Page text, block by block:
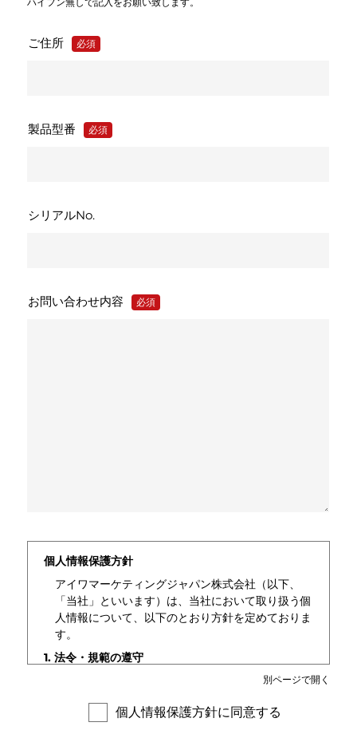
ご住所 必須
製品型番 必須
シリアルNo.
お問い合わせ内容 必須
個人情報保護方針
アイワマーケティングジャパン株式会社（以下、
「当社」といいます）は、当社において取り扱う個
人情報について、以下のとおり方針を定めておりま
す。
1. 法令・規範の遵守
当社は個人情報の取り扱いに関する法令、国が定め
ともにこれを遵守いたします。
別ページで開く
個人情報保護方針に同意する